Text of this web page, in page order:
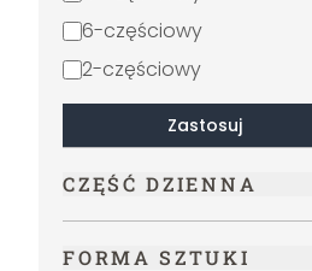
6-częściowy
2-częściowy
Zastosuj
CZĘŚĆ DZIENNA
FORMA SZTUKI